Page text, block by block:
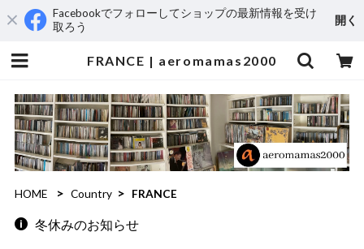
Facebookでフォローしてショップの最新情報を受け
取ろう
開く
FRANCE | aeromamas2000
HOME Country FRANCE
冬休みのお知らせ